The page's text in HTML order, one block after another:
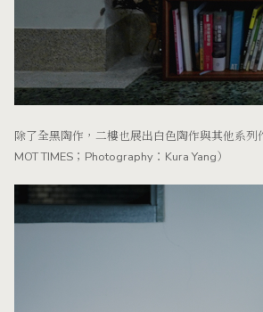
除了全黑陶作，二樓也展出白色陶作與其他系列
MOT TIMES；Photography：Kura Yang）